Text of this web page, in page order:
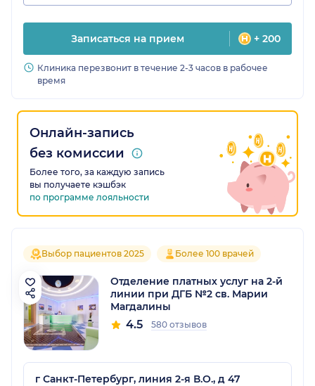
Записаться на прием + 200
Клиника перезвонит в течение 2-3 часов в рабочее
время
Онлайн-запись
без комиссии
Более того, за каждую запись
вы получаете кэшбэк
по программе лояльности
Выбор пациентов 2025 Более 100 врачей
Отделение платных услуг на 2-й
линии при ДГБ №2 св. Марии
Магдалины
4.5 580 отзывов
г Санкт-Петербург, линия 2-я В.О., д 47